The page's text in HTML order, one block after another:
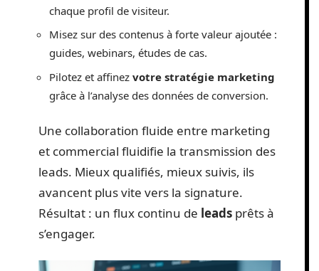
chaque profil de visiteur.
Misez sur des contenus à forte valeur ajoutée :
guides, webinars, études de cas.
Pilotez et affinez votre stratégie marketing
grâce à l’analyse des données de conversion.
Une collaboration fluide entre marketing
et commercial fluidifie la transmission des
leads. Mieux qualifiés, mieux suivis, ils
avancent plus vite vers la signature.
Résultat : un flux continu de leads prêts à
s’engager.